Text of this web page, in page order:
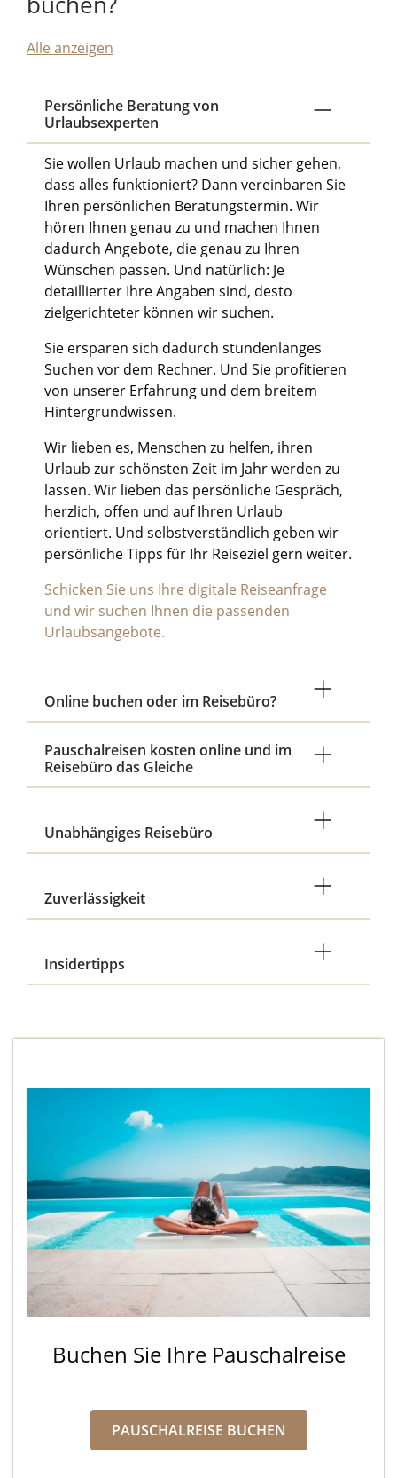
Alle anzeigen
Persönliche Beratung von
Urlaubsexperten
Sie wollen Urlaub machen und sicher gehen,
dass alles funktioniert? Dann vereinbaren Sie
Ihren persönlichen Beratungstermin. Wir
hören Ihnen genau zu und machen Ihnen
dadurch Angebote, die genau zu Ihren
Wünschen passen. Und natürlich: Je
detaillierter Ihre Angaben sind, desto
zielgerichteter können wir suchen.
Sie ersparen sich dadurch stundenlanges
Suchen vor dem Rechner. Und Sie profitieren
von unserer Erfahrung und dem breitem
Hintergrundwissen.
Wir lieben es, Menschen zu helfen, ihren
Urlaub zur schönsten Zeit im Jahr werden zu
lassen. Wir lieben das persönliche Gespräch,
herzlich, offen und auf Ihren Urlaub
orientiert. Und selbstverständlich geben wir
persönliche Tipps für Ihr Reiseziel gern weiter.
Schicken Sie uns Ihre digitale Reiseanfrage
und wir suchen Ihnen die passenden
Urlaubsangebote.
Online buchen oder im Reisebüro?
Pauschalreisen kosten online und im
Reisebüro das Gleiche
Unabhängiges Reisebüro
Zuverlässigkeit
Insidertipps
Buchen Sie Ihre Pauschalreise
PAUSCHALREISE BUCHEN